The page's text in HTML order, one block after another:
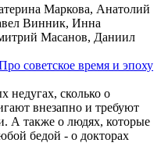
Маркова, Анатолий
Винник, Инна
Масанов, Даниил
со­вет­ское вре­мя и эпо­ху
недугах, сколько о
внезапно и требуют
А также о людях, которые
бедой - о докторах